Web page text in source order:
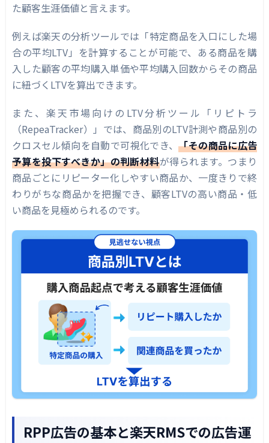
た顧客生涯価値と言えます。
例えば楽天の分析ツールでは「特定商品を入口にした場
合の平均LTV」を計算することが可能で、ある商品を購
入した顧客の平均購入単価や平均購入回数からその商品
に紐づくLTVを算出できます。
また、楽天市場向けのLTV分析ツール「リピトラ
（RepeaTracker）」では、商品別のLTV計測や商品別の
クロスセル傾向を自動で可視化でき、「その商品に広告
予算を投下すべきか」の判断材料が得られます。つまり
商品ごとにリピーター化しやすい商品か、一度きりで終
わりがちな商品かを把握でき、顧客LTVの高い商品・低
い商品を見極められるのです。
RPP広告の基本と楽天RMSでの広告運